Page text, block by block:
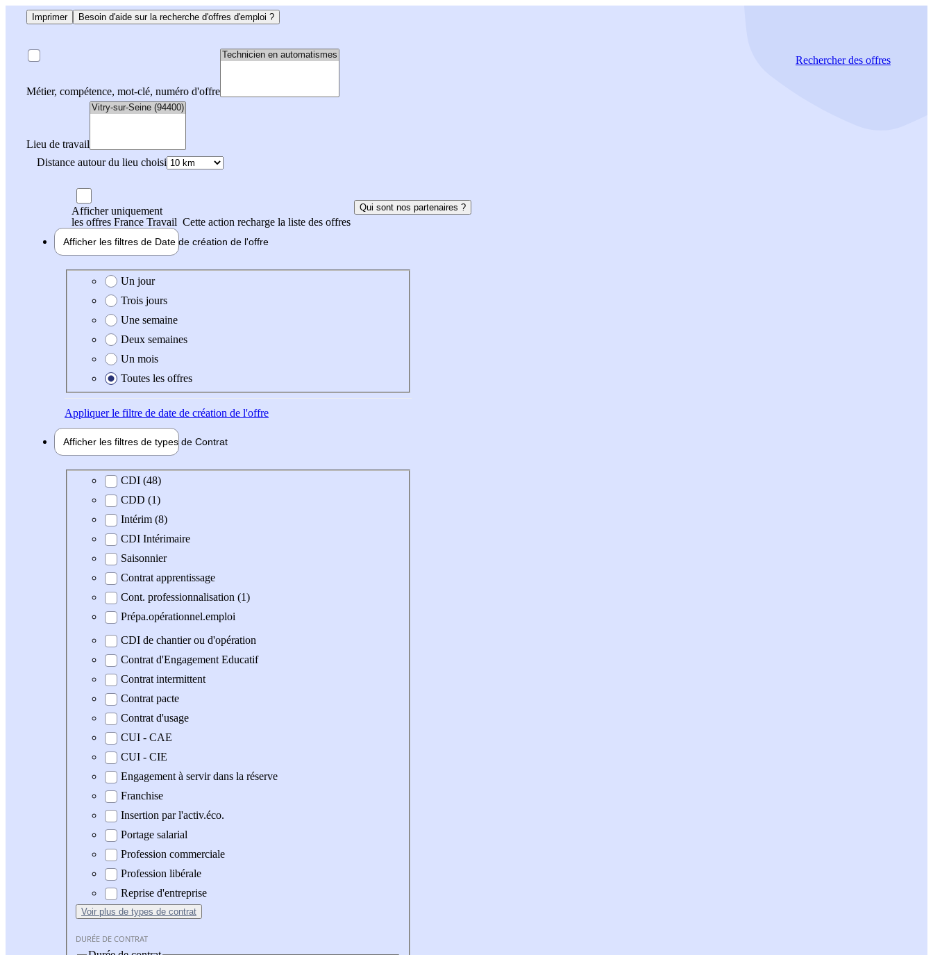
Imprimer Besoin d'aide sur la recherche d'offres d'emploi ?
Métier, compétence, mot-clé, numéro d'offre
Lieu de travail
Distance autour du lieu choisi
Rechercherdes offres
Afficher uniquement
les offres France Travail Cette action recharge la liste des offres
Qui sont nos partenaires ?
Afficher les filtres de Date de création de l'offre
Date de création de l'offre
Un jour
Trois jours
Une semaine
Deux semaines
Un mois
Toutes les offres
Appliquerle filtre de date de création de l'offre
Afficher les filtres de types de Contrat
Type de contratCDI (48)
CDD (1)
Intérim (8)
CDI Intérimaire
Saisonnier
Contrat apprentissage
Cont. professionnalisation (1)
Prépa.opérationnel.emploi
CDI de chantier ou d'opération
Contrat d'Engagement Educatif
Contrat intermittent
Contrat pacte
Contrat d'usage
CUI - CAE
CUI - CIE
Engagement à servir dans la réserve
Franchise
Insertion par l'activ.éco.
Portage salarial
Profession commerciale
Profession libérale
Reprise d'entreprise
Voir plus de types de contrat
DURÉE DE CONTRAT